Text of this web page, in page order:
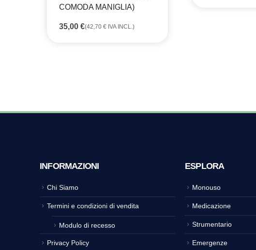
COMODA MANIGLIA)
35,00 €(42,70 € IVA INCL.)
INFORMAZIONI
Chi Siamo
Termini e condizioni di vendita
Modulo di recesso
Privacy Policy
ESPLORA
Monouso
Medicazione
Strumentario
Emergenze